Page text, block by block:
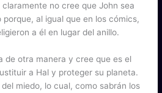
claramente no cree que John sea
al igual que en los cómics,
a él en lugar del anillo.
de otra manera y cree que es el
a Hal y proteger su planeta.
miedo, lo cual, como sabrán los